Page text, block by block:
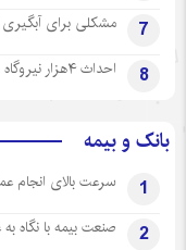
7 مشکلی برای
8 احداث ۴هزار نیروگاه خورشیدی همزمان با سفر رئیس جمهور به یزد
بانک و بیمه
1 سرعت بالای انجام
2 صنعت بیمه با نگاه